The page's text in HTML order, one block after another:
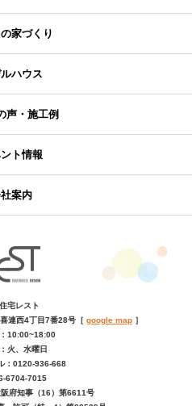
家づくり
ハウス
声・施工例
ト情報
案内
宅レスト
連西4丁目7番28号［ google map］
10:00~18:00
火、水曜日
：0120-936-668
6704-7015
府知事（16）第6611号